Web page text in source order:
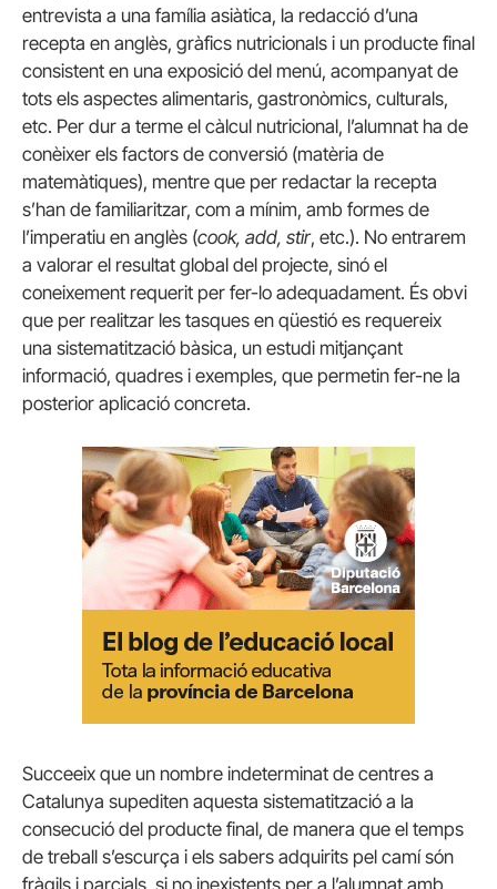
entrevista a una família asiàtica, la redacció d’una
recepta en anglès, gràfics nutricionals i un producte final
consistent en una exposició del menú, acompanyat de
tots els aspectes alimentaris, gastronòmics, culturals,
etc. Per dur a terme el càlcul nutricional, l’alumnat ha de
conèixer els factors de conversió (matèria de
matemàtiques), mentre que per redactar la recepta
s’han de familiaritzar, com a mínim, amb formes de
l’imperatiu en anglès (cook, add, stir, etc.). No entrarem
a valorar el resultat global del projecte, sinó el
coneixement requerit per fer-lo adequadament. És obvi
que per realitzar les tasques en qüestió es requereix
una sistematització bàsica, un estudi mitjançant
informació, quadres i exemples, que permetin fer-ne la
posterior aplicació concreta.
Succeeix que un nombre indeterminat de centres a
Catalunya supediten aquesta sistematització a la
consecució del producte final, de manera que el temps
de treball s’escurça i els sabers adquirits pel camí són
fràgils i parcials, si no inexistents per a l’alumnat amb